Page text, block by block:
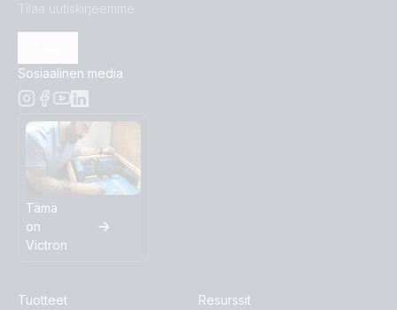
Tilaa uutiskirjeemme
Sosiaalinen media
Tämä
on
Victron
Tuotteet
Resurssit